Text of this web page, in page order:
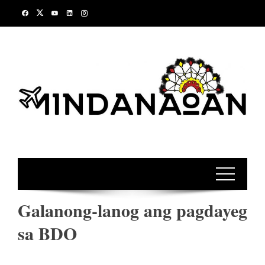
Galanong-lanog ang pagdayeg
sa BDO